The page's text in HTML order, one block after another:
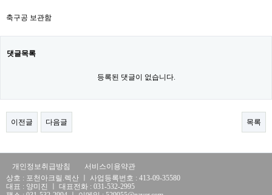
축구공 보관함
댓글목록
등록된 댓글이 없습니다.
이전글 다음글 목록
개인정보취급방침
서비스이용약관
상호 : 포천아크릴.렉산 ㅣ 사업등록번호 : 413-09-35580
대표 : 양미진 ㅣ 대표전화 : 031-532-2995